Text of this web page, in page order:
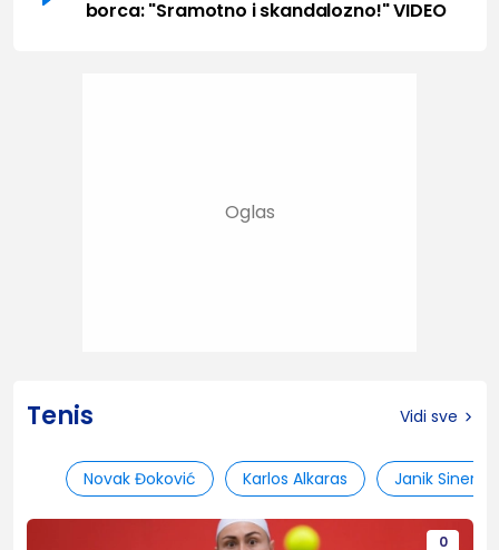
borca: "Sramotno i skandalozno!" VIDEO
Tenis Vidi sve
Novak Đoković Karlos Alkaras Janik Siner
0